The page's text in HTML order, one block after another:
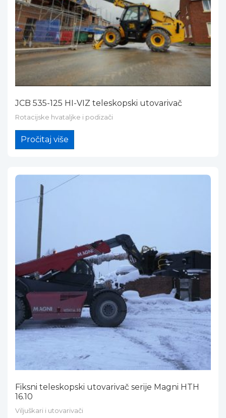
JCB 535-125 HI-VIZ teleskopski utovarivač
Rotacijske hvataljke i podizači
Pročitaj više
Fiksni teleskopski utovarivač serije Magni HTH
16.10
Viljuškari i utovarivači